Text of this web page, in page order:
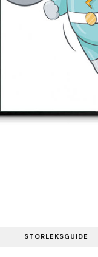
STORLEKSGUIDE